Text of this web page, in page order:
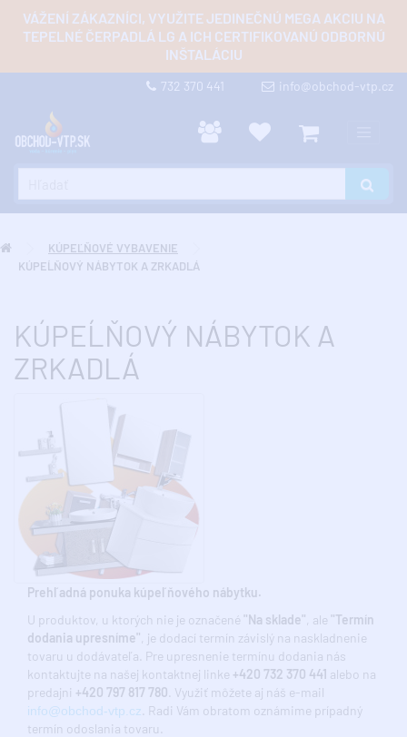
VÁŽENÍ ZÁKAZNÍCI, VYUŽITE JEDINEČNÚ MEGA AKCIU NA
TEPELNÉ ČERPADLÁ LG A ICH CERTIFIKOVANÚ ODBORNÚ
INŠTALÁCIU
732 370 441 info@obchod-vtp.cz
KÚPEĽŇOVÉ VYBAVENIE
KÚPEĹŇOVÝ NÁBYTOK A ZRKADLÁ
KÚPEĹŇOVÝ NÁBYTOK A
ZRKADLÁ
Prehľadná ponuka kúpeľňového nábytku.
U produktov, u ktorých nie je označené "Na sklade" , ale "Termín
dodania upresníme" , je dodací termín závislý na naskladnenie
tovaru u dodávateľa. Pre upresnenie termínu dodania nás
kontaktujte na našej kontaktnej linke +420 732 370 441 alebo na
predajni +420 797 817 780 . Využiť môžete aj náš e-mail
info@obchod-vtp.cz . Radi Vám obratom oznámime prípadný
termín odoslania tovaru.